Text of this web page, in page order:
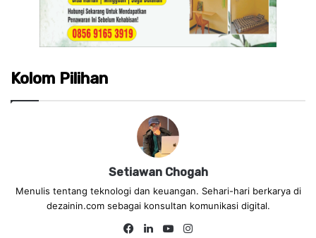
Kolom Pilihan
Setiawan Chogah
Menulis tentang teknologi dan keuangan. Sehari-hari berkarya di
dezainin.com sebagai konsultan komunikasi digital.
Fa
Lin
Yo